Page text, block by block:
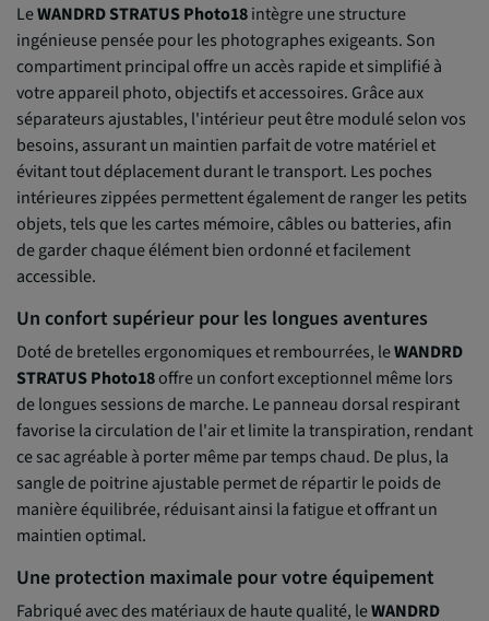
LeWANDRD STRATUS Photo18intègre une structure
ingénieuse pensée pour les photographes exigeants. Son
compartiment principal offre un accès rapide et simplifié à
votre appareil photo, objectifs et accessoires. Grâce aux
séparateurs ajustables, l'intérieur peut être modulé selon vos
besoins, assurant un maintien parfait de votre matériel et
évitant tout déplacement durant le transport. Les poches
intérieures zippées permettent également de ranger les petits
objets, tels que les cartes mémoire, câbles ou batteries, afin
de garder chaque élément bien ordonné et facilement
accessible.
Un confort supérieur pour les longues aventures
Doté de bretelles ergonomiques et rembourrées, leWANDRD
STRATUS Photo18offre un confort exceptionnel même lors
de longues sessions de marche. Le panneau dorsal respirant
favorise la circulation de l'air et limite la transpiration, rendant
ce sac agréable à porter même par temps chaud. De plus, la
sangle de poitrine ajustable permet de répartir le poids de
manière équilibrée, réduisant ainsi la fatigue et offrant un
maintien optimal.
Une protection maximale pour votre équipement
Fabriqué avec des matériaux de haute qualité, leWANDRD